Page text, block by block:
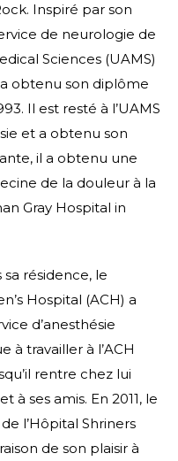
Inspiré par son
de neurologie de
Sciences (UAMS)
obtenu son diplôme
Il est resté à l’UAMS
et a obtenu son
il a obtenu une
de la douleur à la
Gray Hospital in
résidence, le
Hospital (ACH) a
d’anesthésie
à travailler à l’ACH
rentre chez lui
à ses amis. En 2011, le
l’Hôpital Shriners
de son plaisir à